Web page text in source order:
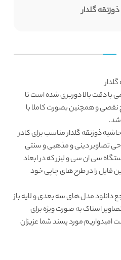
گلدار
با دقت بالا دوربری شده است تا
و همچنین بصورت کاملا با
ذوزنقه گلدار مناسب برای کادر
تصاویر دینی و مذهبی و سنتی
سی ان سی و لیزر که در ابعاد
فایل را در طرح های چاپی خود
دانلود مدل های سه بعدی و لایه باز
استاک به صورت ویژه برای
امیدواریم مورد پسند شما عزیزان